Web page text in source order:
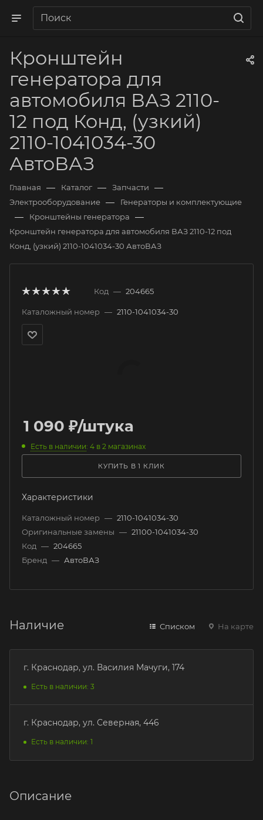
Кронштейн
генератора для
автомобиля ВАЗ 2110-
12 под Конд, (узкий)
2110-1041034-30
АвтоВАЗ
Главная — Каталог — Запчасти —
Электрооборудование — Генераторы и комплектующие
— Кронштейны генератора —
Кронштейн генератора для автомобиля ВАЗ 2110-12 под
Конд, (узкий) 2110-1041034-30 АвтоВАЗ
Код — 204665
Каталожный номер — 2110-1041034-30
1 090 ₽/штука
Есть в наличии: 4 в 2 магазинах
КУПИТЬ В 1 КЛИК
Характеристики
Каталожный номер — 2110-1041034-30
Оригинальные замены — 21100-1041034-30
Код — 204665
Бренд — АвтоВАЗ
Наличие Списком На карте
г. Краснодар, ул. Василия Мачуги, 174
Есть в наличии: 3
г. Краснодар, ул. Северная, 446
Есть в наличии: 1
Описание